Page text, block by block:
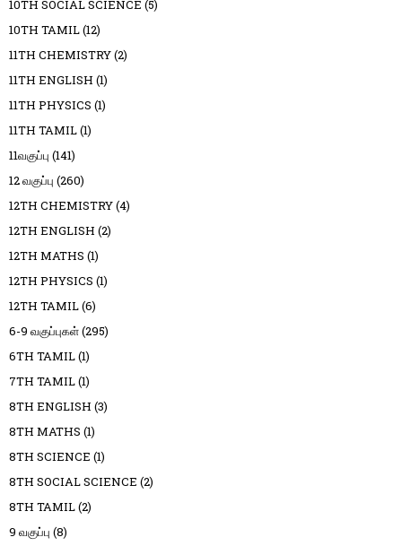
10TH SOCIAL SCIENCE (5)
10TH TAMIL(12)
11TH CHEMISTRY(2)
11TH ENGLISH (1)
11TH PHYSICS (1)
11TH TAMIL(1)
11வகுப்பு (141)
12 வகுப்பு (260)
12TH CHEMISTRY(4)
12TH ENGLISH (2)
12TH MATHS (1)
12TH PHYSICS (1)
12TH TAMIL(6)
6-9 வகுப்புகள்(295)
6TH TAMIL(1)
7TH TAMIL(1)
8TH ENGLISH (3)
8TH MATHS (1)
8TH SCIENCE (1)
8TH SOCIAL SCIENCE (2)
8TH TAMIL(2)
9 வகுப்பு (8)